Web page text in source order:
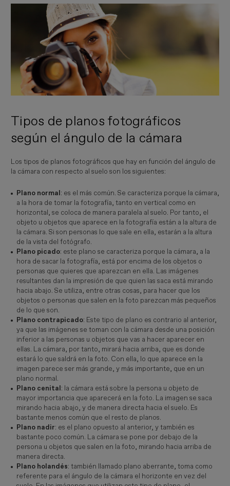
Tipos de planos fotográficos
según el ángulo de la cámara
Los tipos de planos fotográficos que hay en función del ángulo de
la cámara con respecto al suelo son los siguientes:
Plano normal : es el más común. Se caracteriza porque la cámara,
a la hora de tomar la fotografía, tanto en vertical como en
horizontal, se coloca de manera paralela al suelo. Por tanto, el
objeto u objetos que aparece en la fotografía están a la altura de
la cámara. Si son personas lo que sale en ella, estarán a la altura
de la vista del fotógrafo.
Plano picado: este plano se caracteriza porque la cámara, a la
hora de sacar la fotografía, está por encima de los objetos o
personas que quieres que aparezcan en ella. Las imágenes
resultantes dan la impresión de que quien las saca está mirando
hacia abajo. Se utiliza, entre otras cosas, para hacer que los
objetos o personas que salen en la foto parezcan más pequeños
de lo que son.
Plano contrapicado: Este tipo de plano es contrario al anterior,
ya que las imágenes se toman con la cámara desde una posición
inferior a las personas u objetos que vas a hacer aparecer en
ellas. La cámara, por tanto, mirará hacia arriba, que es donde
estará lo que saldrá en la foto. Con ella, lo que aparece en la
imagen parece ser más grande, y más importante, que en un
plano normal.
Plano cenital : la cámara está sobre la persona u objeto de
mayor importancia que aparecerá en la foto. La imagen se saca
mirando hacia abajo, y de manera directa hacia el suelo. Es
bastante menos común que el resto de planos.
Plano nadir: es el plano opuesto al anterior, y también es
bastante poco común. La cámara se pone por debajo de la
persona u objetos que salen en la foto, mirando hacia arriba de
manera directa.
Plano holandés: también llamado plano aberrante, toma como
referente para el ángulo de la cámara el horizonte en vez del